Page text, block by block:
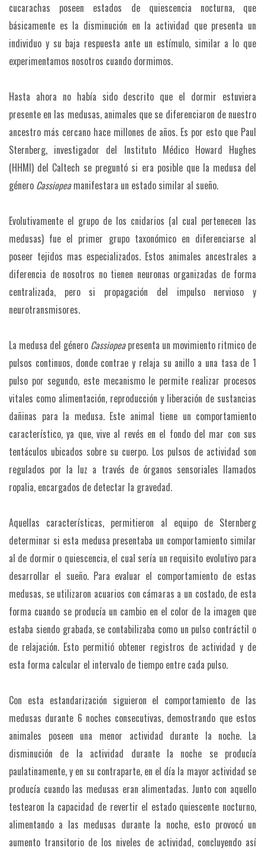
cucarachas poseen estados de quiescencia nocturna, que
básicamente es la disminución en la actividad que presenta un
individuo y su baja respuesta ante un estímulo, similar a lo que
experimentamos nosotros cuando dormimos.
Hasta ahora no había sido descrito que el dormir estuviera
presente en las medusas, animales que se diferenciaron de nuestro
ancestro más cercano hace millones de años. Es por esto que Paul
Sternberg, investigador del Instituto Médico Howard Hughes
(HHMI) del Caltech se preguntó si era posible que la medusa del
género Cassiopeamanifestara un estado similar al sueño.
Evolutivamente el grupo de los cnidarios (al cual pertenecen las
medusas) fue el primer grupo taxonómico en diferenciarse al
poseer tejidos mas especializados. Estos animales ancestrales a
diferencia de nosotros no tienen neuronas organizadas de forma
centralizada, pero si propagación del impulso nervioso y
neurotransmisores.
La medusa del género Cassiopeapresenta un movimiento ritmico de
pulsos continuos, donde contrae y relaja su anillo a una tasa de 1
pulso por segundo, este mecanismo le permite realizar procesos
vitales como alimentación, reproducción y liberación de sustancias
dañinas para la medusa. Este animal tiene un comportamiento
característico, ya que, vive al revés en el fondo del mar con sus
tentáculos ubicados sobre su cuerpo. Los pulsos de actividad son
regulados por la luz a través de órganos sensoriales llamados
ropalia, encargados de detectar la gravedad.
Aquellas características, permitieron al equipo de Sternberg
determinar si esta medusa presentaba un comportamiento similar
al de dormir o quiescencia, el cual sería un requisito evolutivo para
desarrollar el sueño. Para evaluar el comportamiento de estas
medusas, se utilizaron acuarios con cámaras a un costado, de esta
forma cuando se producía un cambio en el color de la imagen que
estaba siendo grabada, se contabilizaba como un pulso contráctil o
de relajación. Esto permitió obtener registros de actividad y de
esta forma calcular el intervalo de tiempo entre cada pulso.
Con esta estandarización siguieron el comportamiento de las
medusas durante 6 noches consecutivas, demostrando que estos
animales poseen una menor actividad durante la noche. La
disminución de la actividad durante la noche se producía
paulatinamente, y en su contraparte, en el día la mayor actividad se
producía cuando las medusas eran alimentadas. Junto con aquello
testearon la capacidad de revertir el estado quiescente nocturno,
alimentando a las medusas durante la noche, esto provocó un
aumento transitorio de los niveles de actividad, concluyendo así